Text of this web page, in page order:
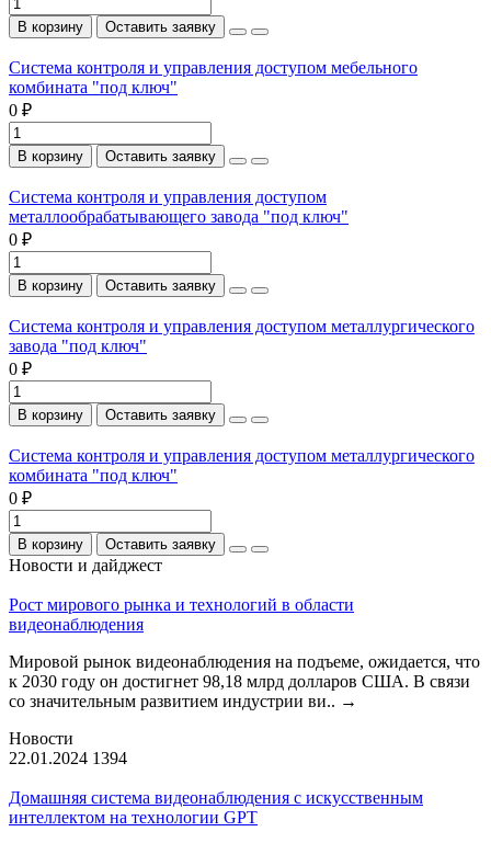
В корзину Оставить заявку
Система контроля и управления доступом мебельного
комбината "под ключ"
0 ₽
В корзину Оставить заявку
Система контроля и управления доступом
металлообрабатывающего завода "под ключ"
0 ₽
В корзину Оставить заявку
Система контроля и управления доступом металлургического
завода "под ключ"
0 ₽
В корзину Оставить заявку
Система контроля и управления доступом металлургического
комбината "под ключ"
0 ₽
В корзину Оставить заявку
Новости и дайджест
Рост мирового рынка и технологий в области
видеонаблюдения
Мировой рынок видеонаблюдения на подъеме, ожидается, что
к 2030 году он достигнет 98,18 млрд долларов США. В связи
со значительным развитием индустрии ви.. →
Новости
22.01.2024 1394
Домашняя система видеонаблюдения с искусственным
интеллектом на технологии GPT